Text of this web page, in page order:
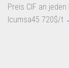
Kostenlos
Anmelden
Preis CIF an jeden
Icumsa45 720$/t